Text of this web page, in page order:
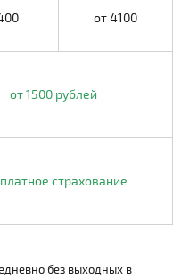
от 4100
от 1500 рублей
страхование
без выходных в